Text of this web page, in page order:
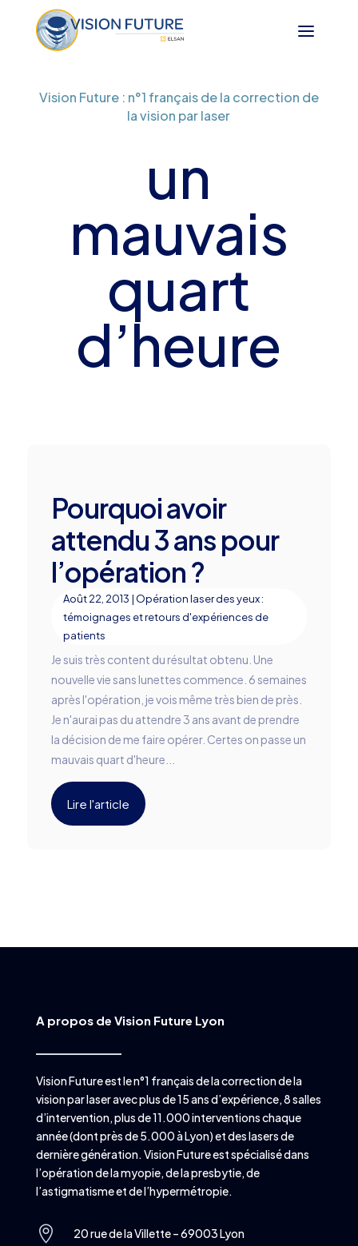
Vision Future : n°1 français de la correction de
la vision par laser
un
mauvais
quart
d’heure
Pourquoi avoir
attendu 3 ans pour
l’opération ?
Août 22, 2013 | Opération laser des yeux :
témoignages et retours d'expériences de
patients
Je suis très content du résultat obtenu. Une
nouvelle vie sans lunettes commence. 6 semaines
après l'opération, je vois même très bien de près.
Je n'aurai pas du attendre 3 ans avant de prendre
la décision de me faire opérer. Certes on passe un
mauvais quart d'heure...
Lire l'article
A propos de Vision Future Lyon
Vision Future est le n°1 français de la correction de la
vision par laser avec plus de 15 ans d’expérience, 8 salles
d’intervention, plus de 11.000 interventions chaque
année (dont près de 5.000 à Lyon) et des lasers de
dernière génération. Vision Future est spécialisé dans
l’opération de la myopie, de la presbytie, de
l’astigmatisme et de l’hypermétropie.
 20 rue de la Villette – 69003 Lyon